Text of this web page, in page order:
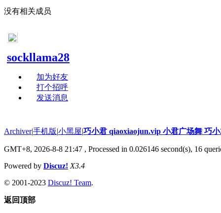
没有相关成员
sockllama28
加为好友
打个招呼
发送消息
Archiver|手机版|小黑屋|巧小君 qiaoxiaojun.vip 小君广场舞 巧
GMT+8, 2026-8-8 21:47 , Processed in 0.026146 second(s), 16
Powered by Discuz! X3.4
© 2001-2023 Discuz! Team.
返回顶部